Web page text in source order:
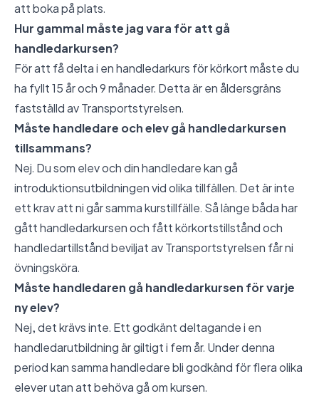
att boka på plats.
Hur gammal måste jag vara för att gå
handledarkursen?
För att få delta i en handledarkurs för körkort måste du
ha fyllt 15 år och 9 månader. Detta är en åldersgräns
fastställd av Transportstyrelsen.
Måste handledare och elev gå handledarkursen
tillsammans?
Nej. Du som elev och din handledare kan gå
introduktionsutbildningen vid olika tillfällen. Det är inte
ett krav att ni går samma kurstillfälle. Så länge båda har
gått handledarkursen och fått körkortstillstånd och
handledartillstånd beviljat av Transportstyrelsen får ni
övningsköra.
Måste handledaren gå handledarkursen för varje
ny elev?
Nej, det krävs inte. Ett godkänt deltagande i en
handledarutbildning är giltigt i fem år. Under denna
period kan samma handledare bli godkänd för flera olika
elever utan att behöva gå om kursen.